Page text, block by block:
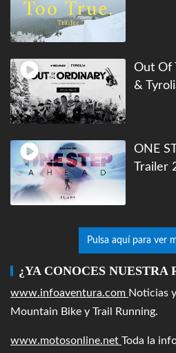
Out Of
&
ONE
Trailer
Pulsa aquí para ver
¿YA CONOCES NUESTRA
www.infoaventura.com Noticias
Mountain Bike y Trail Running.
www.motosonline.net Toda la